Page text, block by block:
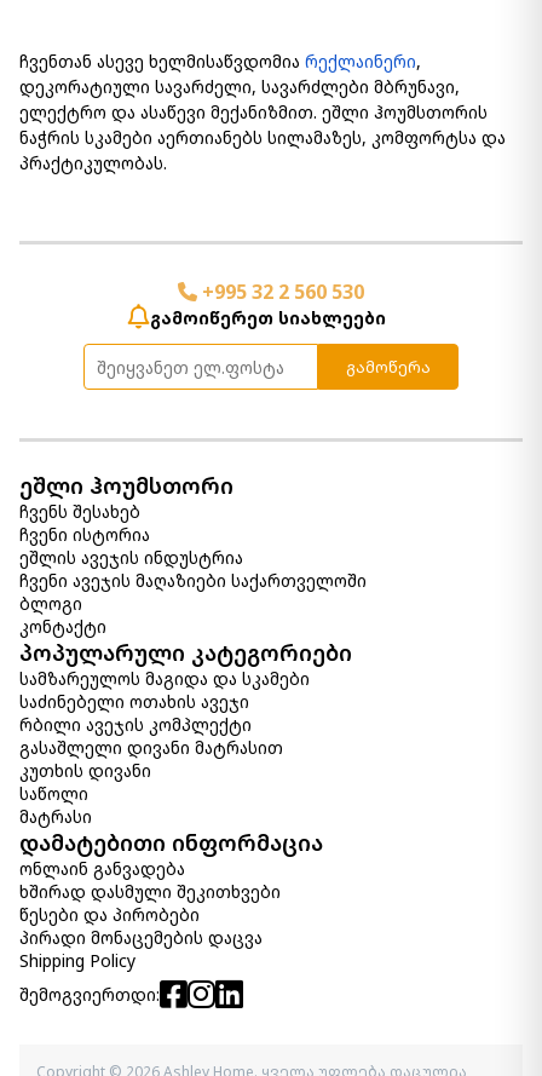
ჩვენთან ასევე ხელმისაწვდომია რექლაინერი,
დეკორატიული სავარძელი, სავარძლები მბრუნავი,
ელექტრო და ასაწევი მექანიზმით. ეშლი ჰოუმსთორის
ნაჭრის სკამები აერთიანებს სილამაზეს, კომფორტსა და
პრაქტიკულობას.
+995 32 2 560 530
გამოიწერეთ სიახლეები
გამოწერა
ეშლი ჰოუმსთორი
ჩვენს შესახებ
ჩვენი ისტორია
ეშლის ავეჯის ინდუსტრია
ჩვენი ავეჯის მაღაზიები საქართველოში
ბლოგი
კონტაქტი
პოპულარული კატეგორიები
სამზარეულოს მაგიდა და სკამები
საძინებელი ოთახის ავეჯი
რბილი ავეჯის კომპლექტი
გასაშლელი დივანი მატრასით
კუთხის დივანი
საწოლი
მატრასი
დამატებითი ინფორმაცია
ონლაინ განვადება
ხშირად დასმული შეკითხვები
წესები და პირობები
პირადი მონაცემების დაცვა
Shipping Policy
შემოგვიერთდი: